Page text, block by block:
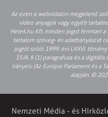
Az ezen a weboldalon megjelenő
video anyagok vagy egyéb
Hetek.hu Kft. minden jogot fenntart
tartalom szöveg- és adatbányászat
jogról szóló 1999. évi LXXVI.
35/A. § (1) paragrafusa és a
irányelv (Az Európai Parlament és a
alapján. ©
Nemzeti Média - és